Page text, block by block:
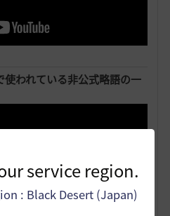
service region.
: Black Desert (Japan)
使われている非公式略語の一